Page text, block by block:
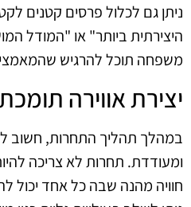
ניתן גם לכלול פרסים קטנים
היצירתית ביותר" או "המודל
משפחה תוכל להרגיש
יצירת אווירה
במהלך תהליך התחרות, חשוב
ומעודדת. תחרות לא צריכה
חוויה מהנה שבה כל אחד יכול